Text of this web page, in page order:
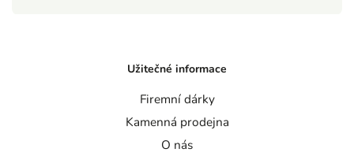
Užitečné informace
Firemní dárky
Kamenná prodejna
O nás